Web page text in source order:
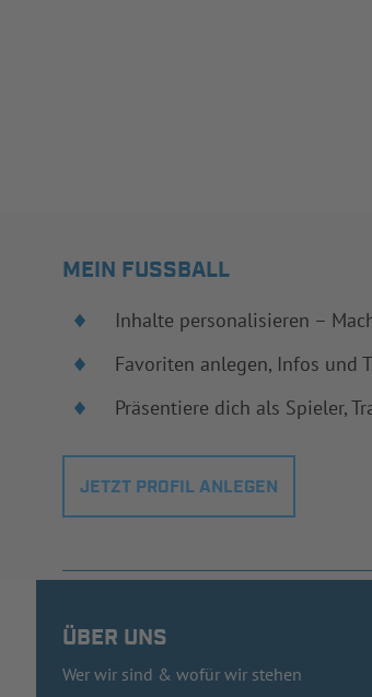
MEIN FUSSBALL
Inhalte personalisieren –
Favoriten anlegen, Infos und
Präsentiere dich als Spieler,
JETZT PROFIL ANLEGEN
ÜBER UNS
Wer wir sind & wofür wir stehen